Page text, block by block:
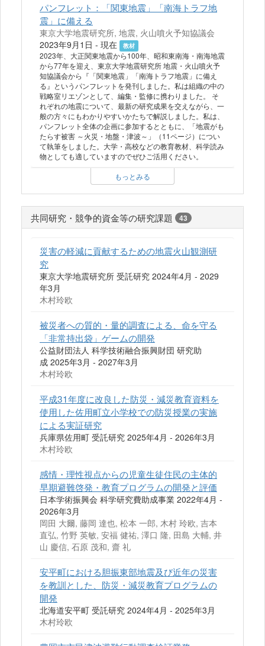
パンフレット：「関東地震」「南海トラフ地
震」に備える
東京大学地震研究所, 地震, 火山噴火予知協議会
2023年9月1日 - 現在
教材
2023年、大正関東地震から100年、昭和東南海・南海地震
から77年を迎え、東京大学地震研究所 地震・火山噴火予
知協議会から『「関東地震」「南海トラフ地震」に備え
る』というパンフレットを発刊しました。私は組織の中の
戦略室リエゾンとして、編集・監修に携わりました。 そ
れぞれの地震について、最新の研究成果を交えながら、一
般の方々にもわかりやすいかたちで解説しました。私は、
パンフレット全体の企画に参加するとともに、「地震がも
たらす被害 ～火災・地盤・津波～」（11ページ）につい
て執筆をしました。大学・高校などの教育教材、科学読み
物としても適していますのでぜひご活用ください。
もっとみる
共同研究・競争的資金等の研究課題 43
災害の軽減に貢献するための地震火山観測研
究
東京大学地震研究所 受託研究 2024年4月 - 2029
年3月
木村玲欧
被災者への質的・量的調査による、命を守る
「非常持出袋」ゲームの開発
公益財団法人 科学技術融合振興財団 研究助
成 2025年3月 - 2027年3月
木村玲欧
平成31年度に改良した防災・減災教育資料を
使用した佐用町立小学校での防災授業の実施
による実証研究
兵庫県佐用町 受託研究 2025年4月 - 2026年3月
木村玲欧
感情・理性視点からの児童生徒住民の主体的
早期避難啓発・教育プログラムの開発と評価
日本学術振興会 科学研究費助成事業 2022年4月 -
2026年3月
岡田 大爾, 藤岡 達也, 松本 一郎, 木村 玲欧, 吉本
直弘, 竹野 英敏, 安福 健祐, 澤口 隆, 田島 大輔, 井
山 慶信, 石原 茂和, 齋 礼
安平町における胆振東部地震及び近年の災害
を教訓とした、防災・減災教育プログラムの
開発
北海道安平町 受託研究 2024年4月 - 2025年3月
木村玲欧